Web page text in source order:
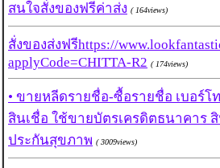
สนใจสั่งของฟรีค่าส่ง ( 164views)
สั่งของส่งฟรีhttps://
applyCode=CHITTA-R2 ( 174views)
• ขายหลีดรายชื่อ-ซื้อรายชื่อ เบอร์โ
สินเชื่อ ใช้ขายบัตรเครดิตธนาคาร
ประกันสุขภาพ ( 3009views)